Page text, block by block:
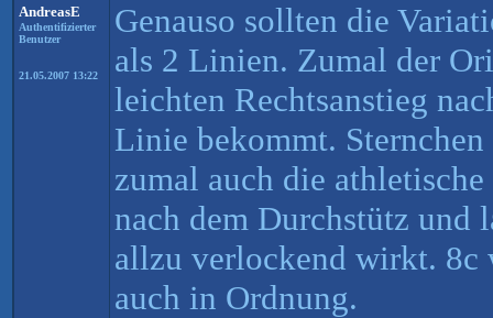
AndreasE
Authentifizierter
Benutzer
21.05.2007 13:22
Genauso sollten die
als 2 Linien. Zumal der
leichten Rechtsanstieg
Linie bekommt.
zumal auch die
nach dem Durchstütz und
allzu verlockend wirkt. 8c
auch in Ordnung.